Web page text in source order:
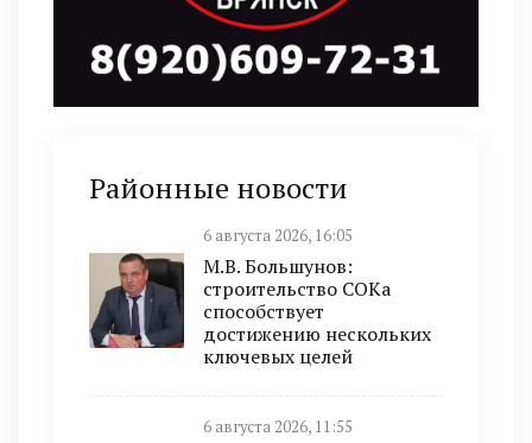
Районные новости
6 августа 2026, 16:05
М.В. Большунов:
строительство СОКа
способствует
достижению нескольких
ключевых целей
6 августа 2026, 11:55